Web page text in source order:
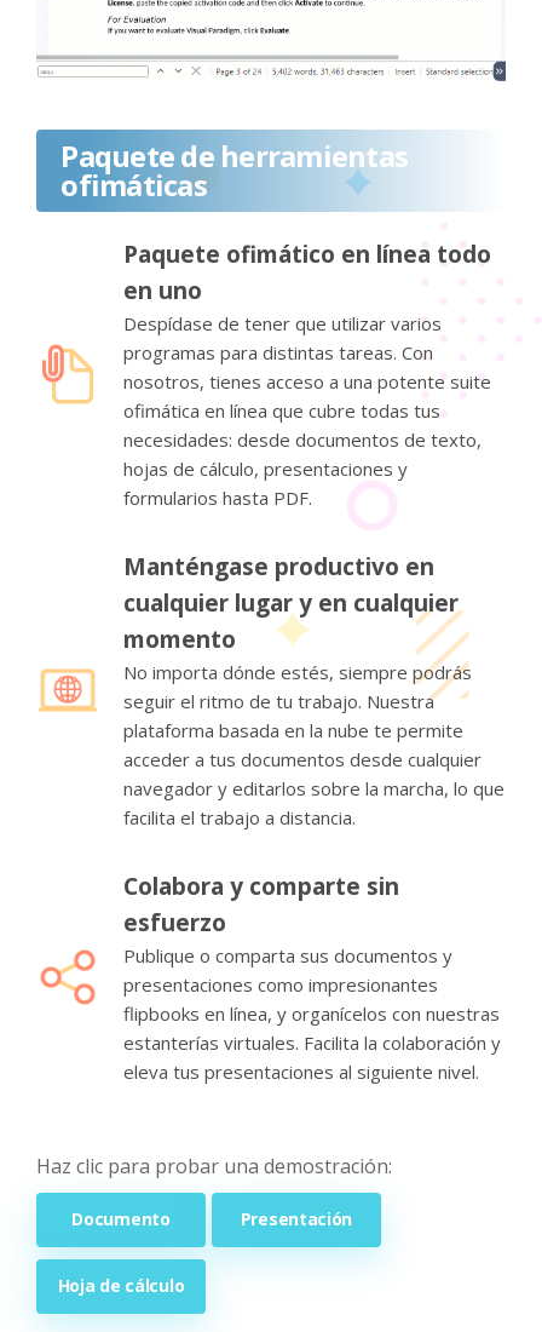
Paquete de herramientas
ofimáticas
Paquete ofimático en línea todo
en uno
Despídase de tener que utilizar varios
programas para distintas tareas. Con
nosotros, tienes acceso a una potente suite
ofimática en línea que cubre todas tus
necesidades: desde documentos de texto,
hojas de cálculo, presentaciones y
formularios hasta PDF.
Manténgase productivo en
cualquier lugar y en cualquier
momento
No importa dónde estés, siempre podrás
seguir el ritmo de tu trabajo. Nuestra
plataforma basada en la nube te permite
acceder a tus documentos desde cualquier
navegador y editarlos sobre la marcha, lo que
facilita el trabajo a distancia.
Colabora y comparte sin
esfuerzo
Publique o comparta sus documentos y
presentaciones como impresionantes
flipbooks en línea, y organícelos con nuestras
estanterías virtuales. Facilita la colaboración y
eleva tus presentaciones al siguiente nivel.
Haz clic para probar una demostración:
Documento Presentación
Hoja de cálculo